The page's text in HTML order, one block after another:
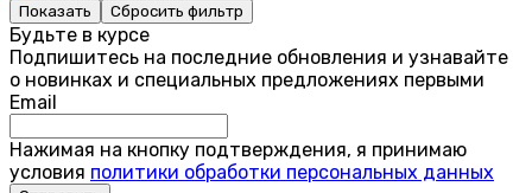
Показать Сбросить фильтр
Будьте в курсе
Подпишитесь на последние обновления и узнавайте
о новинках и специальных предложениях первыми
Email
Нажимая на кнопку подтверждения, я принимаю
условия политики обработки персональных данных